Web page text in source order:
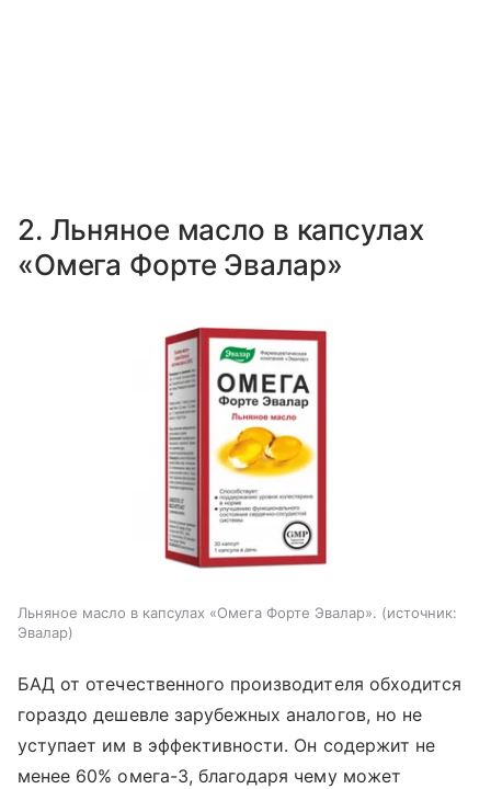
2. Льняное масло в капсулах
«Омега Форте Эвалар»
Льняное масло в капсулах «Омега Форте Эвалар».
источник:
Эвалар
БАД от отечественного производителя обходится
гораздо дешевле зарубежных аналогов, но не
уступает им в эффективности. Он содержит не
менее 60% омега-3, благодаря чему может